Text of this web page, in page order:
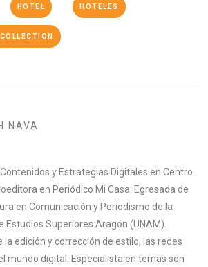
HOTEL HOTELES
NAVA
y Estrategias Digitales en Centro
en Periódico Mi Casa. Egresada de
en Comunicación y Periodismo de la
Estudios Superiores Aragón (UNAM).
la edición y corrección de estilo, las redes
mundo digital. Especialista en temas son